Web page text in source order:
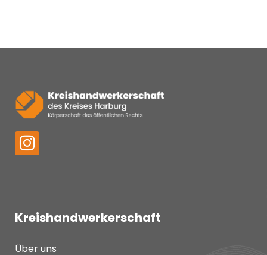
Kreishandwerkerschaft
Über uns